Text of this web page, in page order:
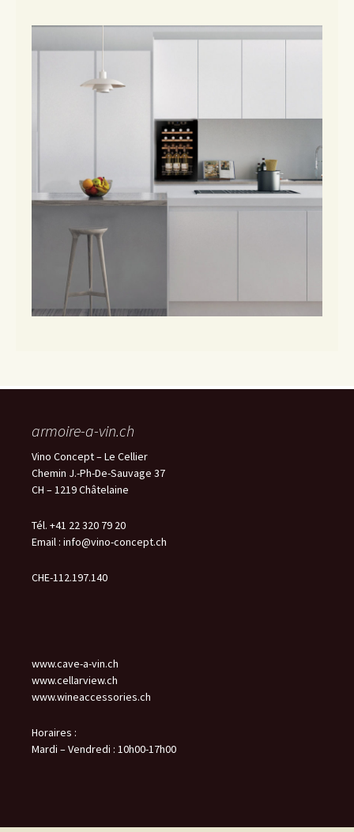
armoire-a-vin.ch
Vino Concept – Le Cellier
Chemin J.-Ph-De-Sauvage 37
CH – 1219 Châtelaine
Tél. +41 22 320 79 20
Email : info@vino-concept.ch
CHE-112.197.140
www.cave-a-vin.ch
www.cellarview.ch
www.wineaccessories.ch
Horaires :
Mardi – Vendredi : 10h00-17h00